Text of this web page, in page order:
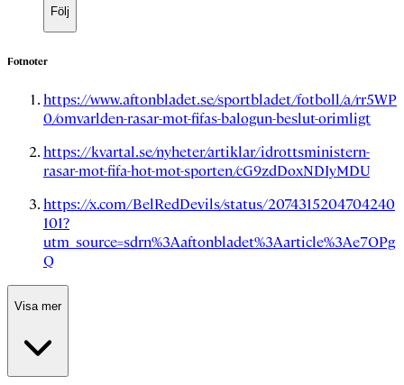
Följ
Fotnoter
https://www.aftonbladet.se/sportbladet/fotboll/a/rr5WP
0/omvarlden-rasar-mot-fifas-balogun-beslut-orimligt
https://kvartal.se/nyheter/artiklar/idrottsministern-
rasar-mot-fifa-hot-mot-sporten/cG9zdDoxNDIyMDU
https://x.com/BelRedDevils/status/2074315204704240
101?
utm_source=sdrn%3Aaftonbladet%3Aarticle%3Ae7OPg
Q
Visa mer